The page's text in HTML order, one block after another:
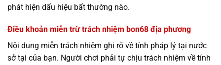
phát hiện dấu hiệu bất thường nào.
Điều khoản miễn trừ trách nhiệm bon68 địa phương
Nội dung miễn trách nhiệm ghi rõ về tính pháp lý tại nước
sở tại của bạn. Người chơi phải tự chịu trách nhiệm về tính